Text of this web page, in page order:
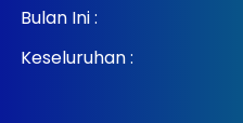
Bulan Ini :
Keseluruhan :